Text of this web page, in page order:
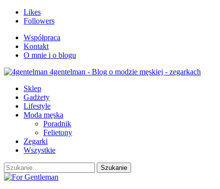
Likes
Followers
Współpraca
Kontakt
O mnie i o blogu
4gentelman - Blog o modzie męskiej - zegarkach
Sklep
Gadżety
Lifestyle
Moda męska
Poradnik
Felietony
Zegarki
Wszystkie